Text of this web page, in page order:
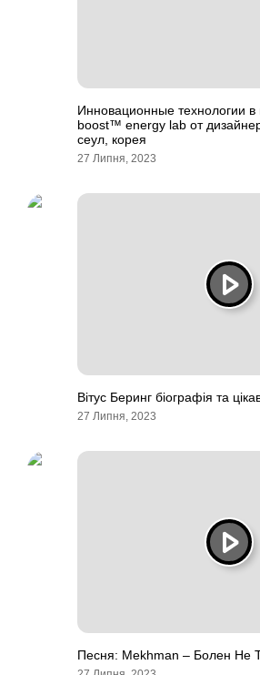
Инновационные технологии в
boost™ energy lab от
сеул, корея
27 Липня, 2023
Вітус Беринг біографія та
27 Липня, 2023
Песня: Mekhman – Болен Не